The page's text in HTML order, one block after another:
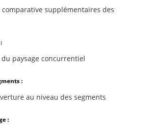
comparative supplémentaires des
paysage concurrentiel
:
au niveau des segments
: